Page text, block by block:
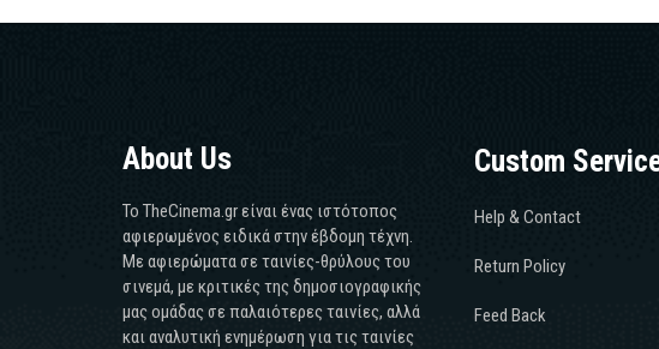
About Us
Το TheCinema.gr είναι ένας ιστότοπος
αφιερωμένος ειδικά στην έβδομη τέχνη.
Με αφιερώματα σε ταινίες-θρύλους του
σινεμά, με κριτικές της δημοσιογραφικής
μας ομάδας σε παλαιότερες ταινίες, αλλά
και αναλυτική ενημέρωση για τις ταινίες
Custom
Help & Contact
Return Policy
Feed Back